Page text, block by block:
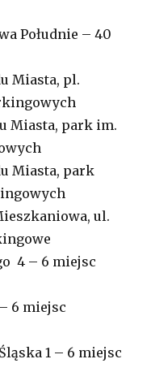
Południe – 40
Miasta, pl.
Miasta, park im.
Miasta, park
ul.
4 – 6 miejsc
6 miejsc
1 – 6 miejsc